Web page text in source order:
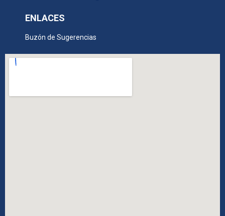
ENLACES
Buzón de Sugerencias